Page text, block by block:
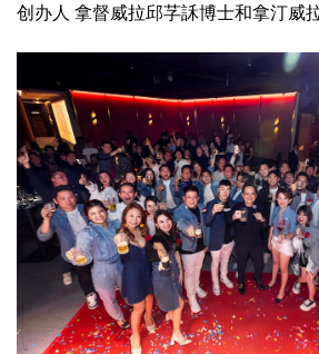
创办人 拿督威拉邱芓訸博士和拿汀威